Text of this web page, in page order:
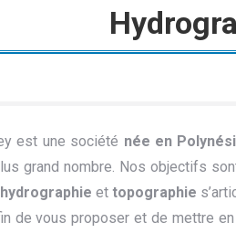
est une société née en
grand nombre. Nos objectifs
hydrographie et topographie
de vous proposer et de mettre